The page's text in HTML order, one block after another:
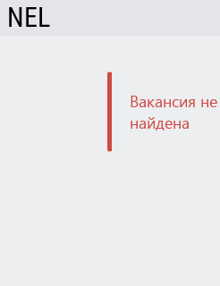
NEL
Вакансия не
найдена